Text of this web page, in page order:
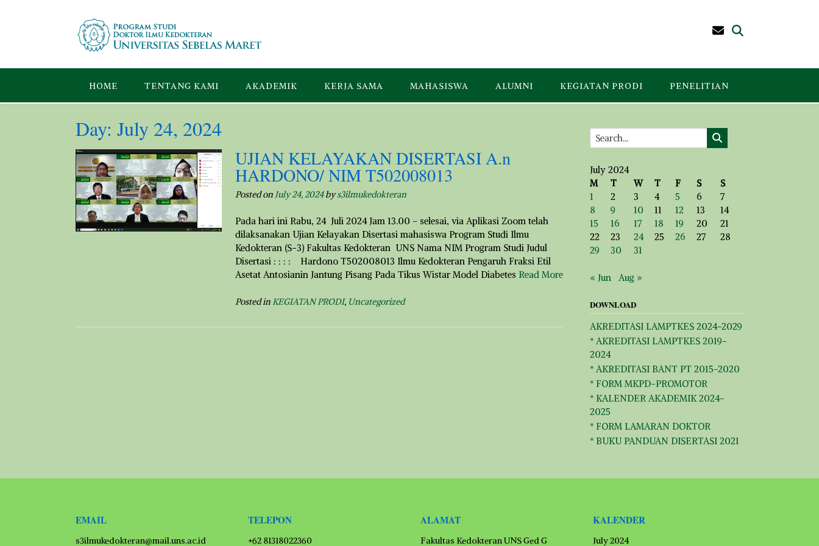
HOME TENTANG KAMI AKADEMIK KERJA SAMA MAHASISWA ALUMNI KEGIATAN PRODI PENELITIAN
Day: July 24, 2024
UJIAN KELAYAKAN DISERTASI A.n
HARDONO/ NIM T502008013
Posted on July 24, 2024bys3ilmukedokteran
Pada hari ini Rabu, 24 Juli 2024 Jam 13.00 – selesai, via Aplikasi Zoom telah
dilaksanakan Ujian Kelayakan Disertasi mahasiswa Program Studi Ilmu
Kedokteran (S-3) Fakultas Kedokteran UNS Nama NIM Program Studi Judul
Disertasi : : : : Hardono T502008013 Ilmu Kedokteran Pengaruh Fraksi Etil
Asetat Antosianin Jantung Pisang Pada Tikus Wistar Model Diabetes Read More
Posted in KEGIATAN PRODI, Uncategorized
July 2024
M
T W T F S
S
1
2 3 4 5 6
7
8
9 10 11 12 13
14
15
16 17 18 19 20
21
22
23 24 25 26 27
28
29
30 31
« Jun Aug »
DOWNLOAD
AKREDITASI LAMPTKES 2024-2029
* AKREDITASI LAMPTKES 2019-
2024
* AKREDITASI BANT PT 2015-2020
* FORM MKPD-PROMOTOR
* KALENDER AKADEMIK 2024-
2025
* FORM LAMARAN DOKTOR
* BUKU PANDUAN DISERTASI 2021
EMAIL
s3ilmukedokteran@mail.uns.ac.id
TELEPON
+62 81318022360
ALAMAT
Fakultas Kedokteran UNS Ged G
KALENDER
July 2024